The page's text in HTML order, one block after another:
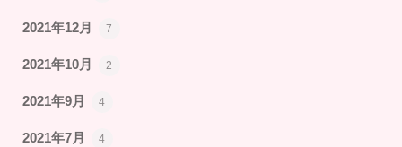
2021年12月 7
2021年10月 2
2021年9月 4
2021年7月 4